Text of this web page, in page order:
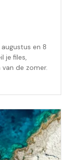
en 8
je files,
de zomer.